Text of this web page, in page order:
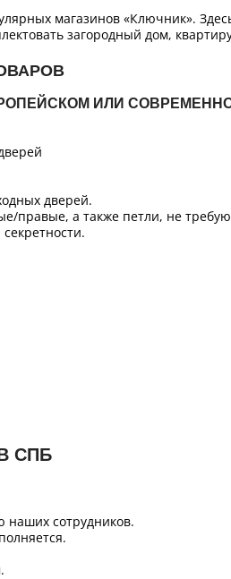
магазинов «Ключник».
загородный дом,
ИЛИ
дверей.
правые, а также петли, не
СПБ
сотрудников.